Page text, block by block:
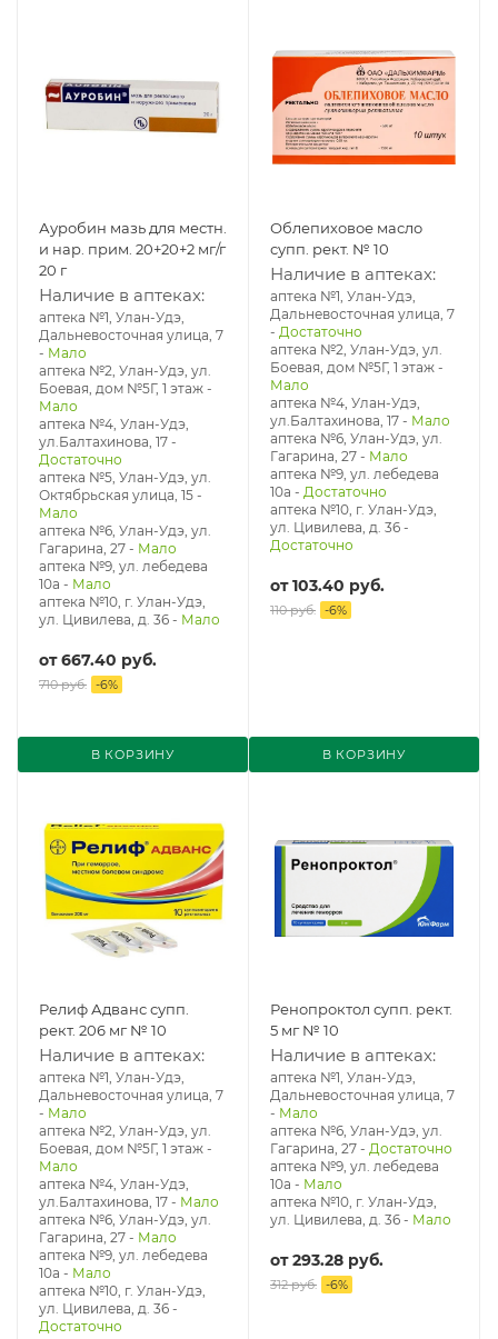
Ауробин мазь для местн.
и нар. прим. 20+20+2 мг/г
20 г
Наличие в аптеках:
аптека №1, Улан-Удэ,
Дальневосточная улица, 7
- Мало
аптека №2, Улан-Удэ, ул.
Боевая, дом №5Г, 1 этаж -
Мало
аптека №4, Улан-Удэ,
ул.Балтахинова, 17 -
Достаточно
аптека №5, Улан-Удэ, ул. ​
Октябрьская улица, 15 -
Мало
аптека №6, Улан-Удэ, ул.
Гагарина, 27 - Мало
аптека №9, ул. лебедева
10а - Мало
аптека №10, г. Улан-Удэ,
ул. Цивилева, д. 36 - Мало
от667.40 руб.
710 руб. -6%
В КОРЗИНУ
Облепиховое масло
супп. рект. № 10
Наличие в аптеках:
аптека №1, Улан-Удэ,
Дальневосточная улица, 7
- Достаточно
аптека №2, Улан-Удэ, ул.
Боевая, дом №5Г, 1 этаж -
Мало
аптека №4, Улан-Удэ,
ул.Балтахинова, 17 - Мало
аптека №6, Улан-Удэ, ул.
Гагарина, 27 - Мало
аптека №9, ул. лебедева
10а - Достаточно
аптека №10, г. Улан-Удэ,
ул. Цивилева, д. 36 -
Достаточно
от103.40 руб.
110 руб. -6%
В КОРЗИНУ
Релиф Адванс супп.
рект. 206 мг № 10
Наличие в аптеках:
аптека №1, Улан-Удэ,
Дальневосточная улица, 7
- Мало
аптека №2, Улан-Удэ, ул.
Боевая, дом №5Г, 1 этаж -
Мало
аптека №4, Улан-Удэ,
ул.Балтахинова, 17 - Мало
аптека №6, Улан-Удэ, ул.
Гагарина, 27 - Мало
аптека №9, ул. лебедева
10а - Мало
аптека №10, г. Улан-Удэ,
ул. Цивилева, д. 36 -
Достаточно
Ренопроктол супп. рект.
5 мг № 10
Наличие в аптеках:
аптека №1, Улан-Удэ,
Дальневосточная улица, 7
- Мало
аптека №6, Улан-Удэ, ул.
Гагарина, 27 - Достаточно
аптека №9, ул. лебедева
10а - Мало
аптека №10, г. Улан-Удэ,
ул. Цивилева, д. 36 - Мало
от293.28 руб.
312 руб. -6%